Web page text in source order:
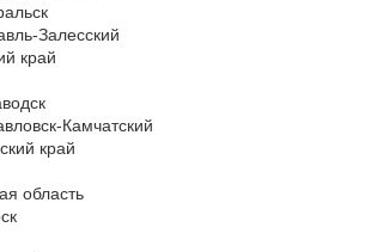
Залесский
край
Камчатский
край
область